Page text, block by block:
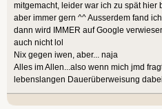
mitgemacht, leider war ich zu spät hier
aber immer gern ^^ Ausserdem fand
dann wird IMMER auf Google
auch nicht lol
Nix gegen iwen, aber... naja
Alles im Allen...also wenn mich jmd
lebenslangen Dauerüberweisung